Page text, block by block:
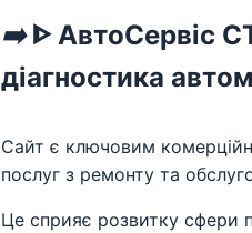
➡️ᐈ АвтоСервіс
діагностика
Сайт є ключовим
послуг з ремонту та
Це сприяє розвитку сфери